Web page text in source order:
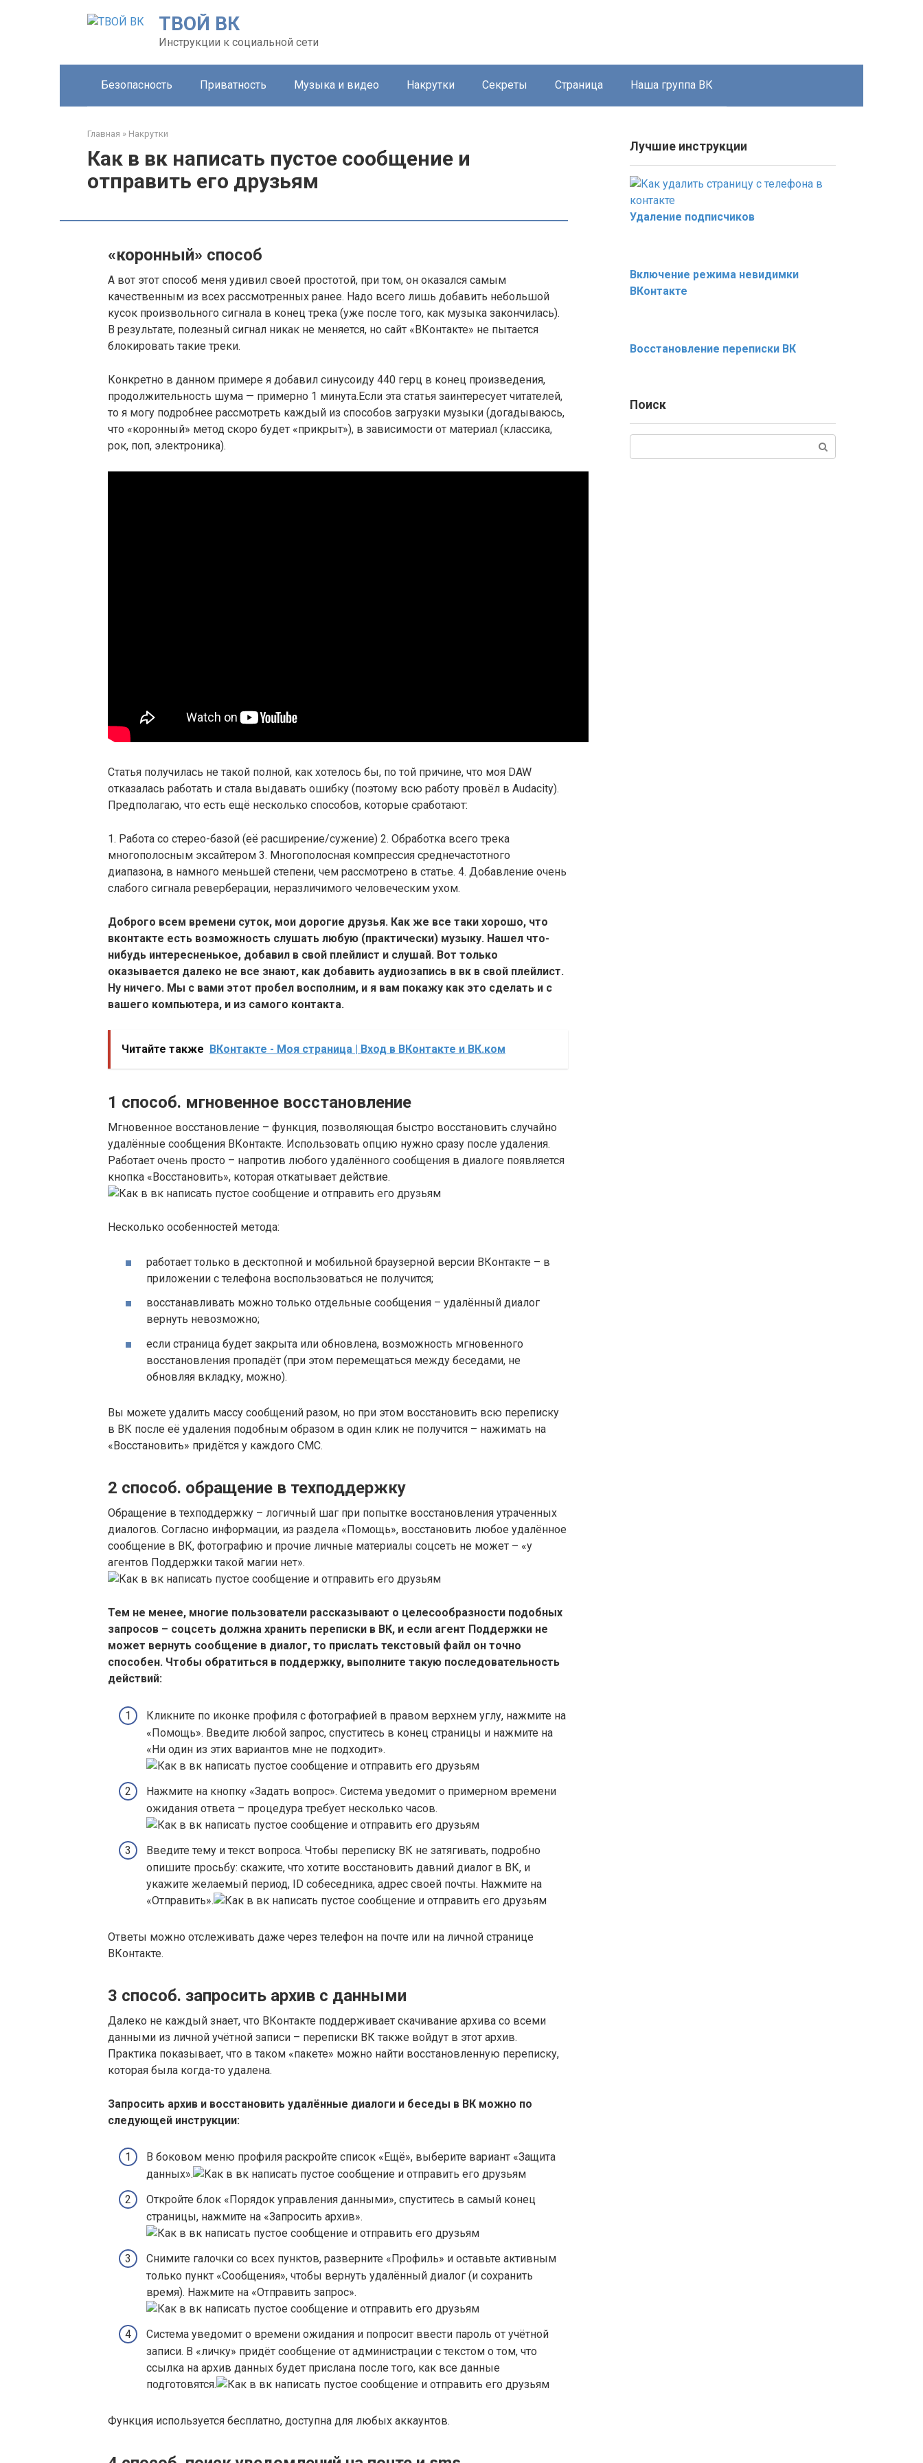
ТВОЙ ВК
Инструкции к социальной сети
Безопасность Приватность Музыка и видео Накрутки Секреты Страница Наша группа ВК
Главная » Накрутки
Как в вк написать пустое сообщение и
отправить его друзьям
«коронный» способ
А вот этот способ меня удивил своей простотой, при том, он оказался самым
качественным из всех рассмотренных ранее. Надо всего лишь добавить небольшой
кусок произвольного сигнала в конец трека (уже после того, как музыка закончилась).
В результате, полезный сигнал никак не меняется, но сайт «ВКонтакте» не пытается
блокировать такие треки.
Конкретно в данном примере я добавил синусоиду 440 герц в конец произведения,
продолжительность шума — примерно 1 минута.Если эта статья заинтересует читателей,
то я могу подробнее рассмотреть каждый из способов загрузки музыки (догадываюсь,
что «коронный» метод скоро будет «прикрыт»), в зависимости от материал (классика,
рок, поп, электроника).
Статья получилась не такой полной, как хотелось бы, по той причине, что моя DAW
отказалась работать и стала выдавать ошибку (поэтому всю работу провёл в Audacity).
Предполагаю, что есть ещё несколько способов, которые сработают:
1. Работа со стерео-базой (её расширение/сужение) 2. Обработка всего трека
многополосным эксайтером 3. Многополосная компрессия среднечастотного
диапазона, в намного меньшей степени, чем рассмотрено в статье. 4. Добавление очень
слабого сигнала реверберации, неразличимого человеческим ухом.
Доброго всем времени суток, мои дорогие друзья. Как же все таки хорошо, что
вконтакте есть возможность слушать любую (практически) музыку. Нашел что-
нибудь интересненькое, добавил в свой плейлист и слушай. Вот только
оказывается далеко не все знают, как добавить аудиозапись в вк в свой плейлист.
Ну ничего. Мы с вами этот пробел восполним, и я вам покажу как это сделать и с
вашего компьютера, и из самого контакта.
Читайте также ВКонтакте - Моя страница | Вход в ВКонтакте и ВК.ком
1 способ. мгновенное восстановление
Мгновенное восстановление – функция, позволяющая быстро восстановить случайно
удалённые сообщения ВКонтакте. Использовать опцию нужно сразу после удаления.
Работает очень просто – напротив любого удалённого сообщения в диалоге появляется
кнопка «Восстановить», которая откатывает действие.
Несколько особенностей метода:
работает только в десктопной и мобильной браузерной версии ВКонтакте – в
приложении с телефона воспользоваться не получится;
восстанавливать можно только отдельные сообщения – удалённый диалог
вернуть невозможно;
если страница будет закрыта или обновлена, возможность мгновенного
восстановления пропадёт (при этом перемещаться между беседами, не
обновляя вкладку, можно).
Вы можете удалить массу сообщений разом, но при этом восстановить всю переписку
в ВК после её удаления подобным образом в один клик не получится – нажимать на
«Восстановить» придётся у каждого СМС.
2 способ. обращение в техподдержку
Обращение в техподдержку – логичный шаг при попытке восстановления утраченных
диалогов. Согласно информации, из раздела «Помощь», восстановить любое удалённое
сообщение в ВК, фотографию и прочие личные материалы соцсеть не может – «у
агентов Поддержки такой магии нет».
Тем не менее, многие пользователи рассказывают о целесообразности подобных
запросов – соцсеть должна хранить переписки в ВК, и если агент Поддержки не
может вернуть сообщение в диалог, то прислать текстовый файл он точно
способен. Чтобы обратиться в поддержку, выполните такую последовательность
действий:
Кликните по иконке профиля с фотографией в правом верхнем углу, нажмите на
«Помощь». Введите любой запрос, спуститесь в конец страницы и нажмите на
«Ни один из этих вариантов мне не подходит».
Нажмите на кнопку «Задать вопрос». Система уведомит о примерном времени
ожидания ответа – процедура требует несколько часов.
Введите тему и текст вопроса. Чтобы переписку ВК не затягивать, подробно
опишите просьбу: скажите, что хотите восстановить давний диалог в ВК, и
укажите желаемый период, ID собеседника, адрес своей почты. Нажмите на
«Отправить».
Ответы можно отслеживать даже через телефон на почте или на личной странице
ВКонтакте.
3 способ. запросить архив с данными
Далеко не каждый знает, что ВКонтакте поддерживает скачивание архива со всеми
данными из личной учётной записи – переписки ВК также войдут в этот архив.
Практика показывает, что в таком «пакете» можно найти восстановленную переписку,
которая была когда-то удалена.
Запросить архив и восстановить удалённые диалоги и беседы в ВК можно по
следующей инструкции:
В боковом меню профиля раскройте список «Ещё», выберите вариант «Защита
данных».
Откройте блок «Порядок управления данными», спуститесь в самый конец
страницы, нажмите на «Запросить архив».
Снимите галочки со всех пунктов, разверните «Профиль» и оставьте активным
только пункт «Сообщения», чтобы вернуть удалённый диалог (и сохранить
время). Нажмите на «Отправить запрос».
Система уведомит о времени ожидания и попросит ввести пароль от учётной
записи. В «личку» придёт сообщение от администрации с текстом о том, что
ссылка на архив данных будет прислана после того, как все данные
подготовятся.
Функция используется бесплатно, доступна для любых аккаунтов.
Лучшие инструкции
Удаление подписчиков
Включение режима невидимки
ВКонтакте
Восстановление переписки ВК
Поиск